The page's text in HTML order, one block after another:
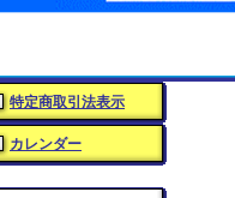
特定商取引法表示
カレンダー